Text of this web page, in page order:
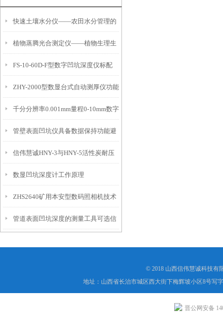
快速土壤水分仪——农田水分管理的
便携式检测工具
植物蒸腾光合测定仪——植物生理生
态的实时监测设备
FS-10-60D-F型数字凹坑深度仪标配
IP54级表头分辨率0.01mm量程
10mm！
ZHY-2000型数显台式自动测厚仪功能
特点
千分分辨率0.001mm量程0-10mm数字
埋头度仪技术参数！
管壁表面凹坑仪具备数据保持功能避
免测试过程中测针移动导致数据变动
信伟慧诚HNY-3与HNY-5活性炭耐压
强度测定仪技术参数！
数显凹坑深度计工作原理
ZHS2640矿用本安型数码照相机技术
参数！
管道表面凹坑深度的测量工具可选信
© 2018 山西信伟慧诚科技有
地址：山西省长治市城区西大街下梅辉坡小区8号写
晋公网安备